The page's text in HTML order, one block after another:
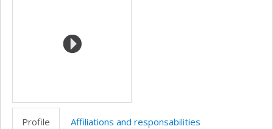
Profile Affiliations and responsabilities